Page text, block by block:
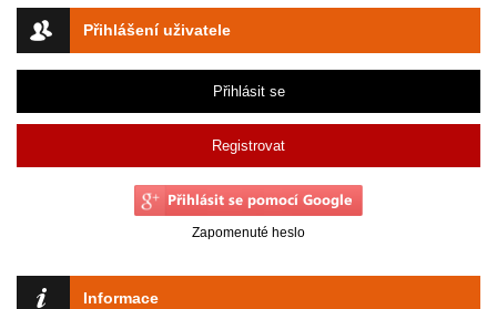
Přihlášení uživatele
Přihlásit se
Registrovat
Zapomenuté heslo
Informace